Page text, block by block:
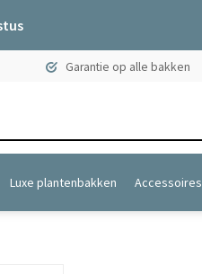
Garantie op alle bakken
Luxe plantenbakken Accessoires